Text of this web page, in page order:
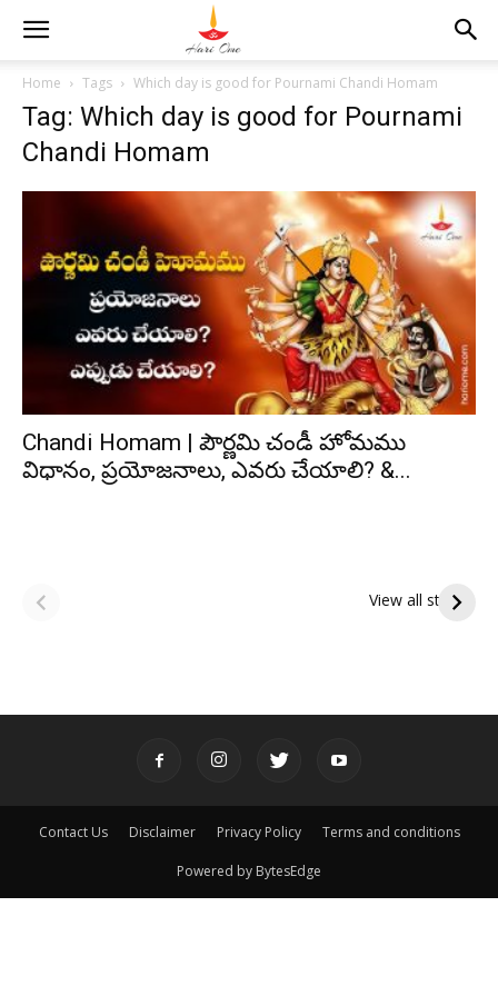
Home Tags Which day is good for Pournami Chandi Homam
Tag: Which day is good for Pournami
Chandi Homam
Chandi Homam | పౌర్ణమి చండీ హోమము
విధానం, ప్రయోజనాలు, ఎవరు చేయాలి? &...
View all stories
పితృదేవతల ఆశీర్వాదం
ఇంద్రకీలాద్రి గిరి ప్రదక్షిణ
Contact Us Disclaimer Privacy Policy Terms and conditions
Powered by BytesEdge